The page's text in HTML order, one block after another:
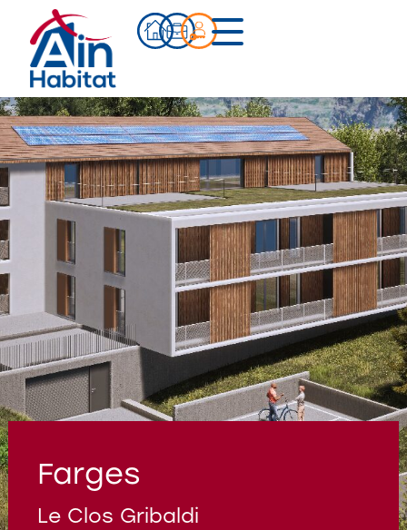
Bien acheter
Actualités
Infos pratiques
Notre accompagnement
Notre équipe
Nos références
Qui sommes-nous ?
Programmes en cours
Questions fréquentes
Farges
Le Clos Gribaldi